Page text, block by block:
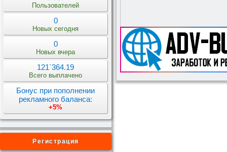
Пользователей
0
Новых сегодня
0
Новых вчера
121`364.19
Всего выплачено
Бонус при пополнении
рекламного баланса:
+5%
Регистрация